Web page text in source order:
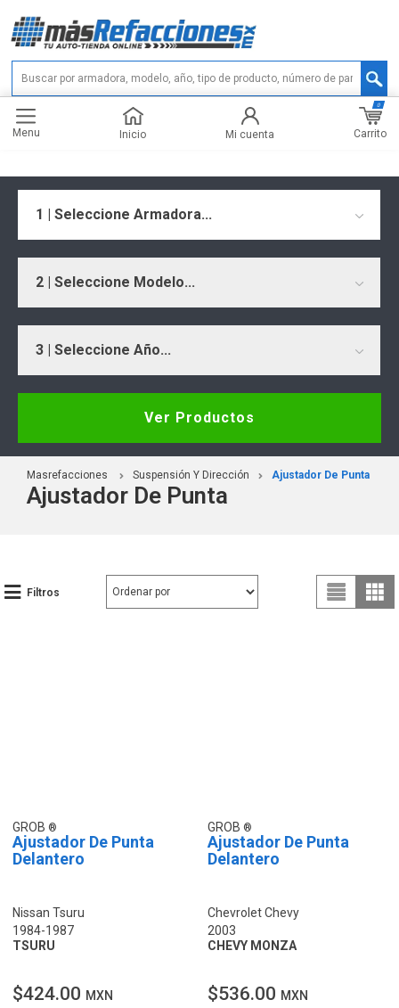
Menu Inicio Mi cuenta Carrito
0
1 | Seleccione Armadora...
2 | Seleccione Modelo...
3 | Seleccione Año...
Ver Productos
Masrefacciones Suspensión Y Dirección Ajustador De Punta
Ajustador De Punta
Filtros
GROB
Ajustador De Punta
Delantero
Nissan Tsuru
1984-1987
TSURU
$424.00 MXN
GROB
Ajustador De Punta
Delantero
Chevrolet Chevy
2003
CHEVY MONZA
$536.00 MXN